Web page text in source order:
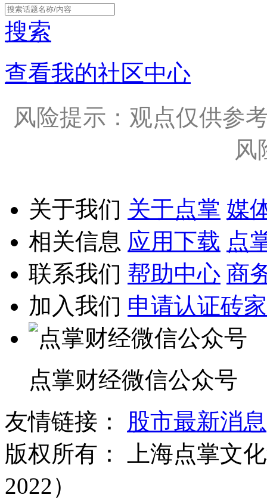
搜索
查看我的社区中心
风险提示：观点仅供参
风
关于我们 关于点掌 媒
相关信息 应用下载 点
联系我们 帮助中心 商
加入我们 申请认证砖家
点掌财经微信公众号
友情链接：
股市最新消息
版权所有：
上海点掌文
2022）